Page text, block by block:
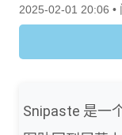
2025-02-01 20:06 •
Snipaste 是一